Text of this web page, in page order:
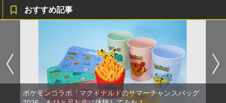
おすすめ記事
ポケモンコラボ「マクドナルドのサマーチャンスバッグ